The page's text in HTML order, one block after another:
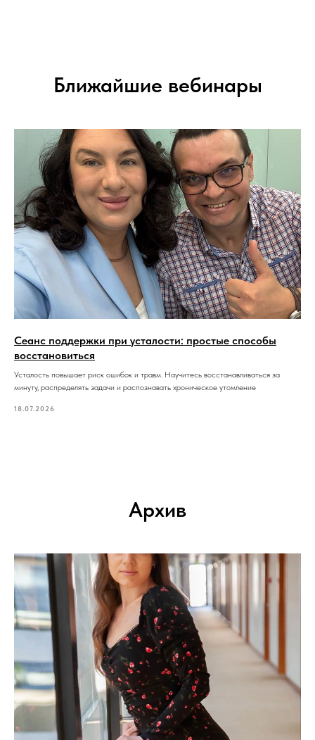
Ближайшие вебинары
Сеанс поддержки при усталости: простые способы
восстановиться
Усталость повышает риск ошибок и травм. Научитесь восстанавливаться за
минуту, распределять задачи и распознавать хроническое утомление
18.07.2026
Архив